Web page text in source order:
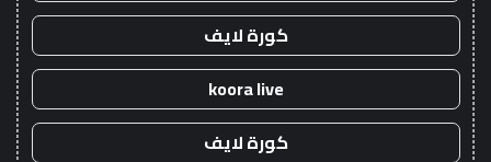
كورة لايف
koora live
كورة لايف